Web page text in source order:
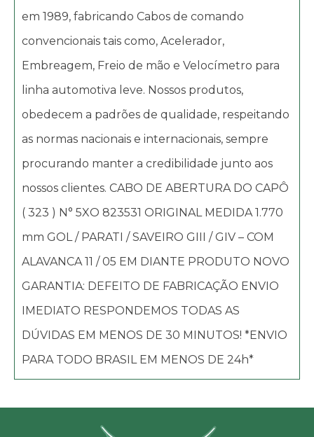
em 1989, fabricando Cabos de comando
convencionais tais como, Acelerador,
Embreagem, Freio de mão e Velocímetro para
linha automotiva leve. Nossos produtos,
obedecem a padrões de qualidade, respeitando
as normas nacionais e internacionais, sempre
procurando manter a credibilidade junto aos
nossos clientes. CABO DE ABERTURA DO CAPÔ
( 323 ) N° 5XO 823531 ORIGINAL MEDIDA 1.770
mm GOL / PARATI / SAVEIRO GIII / GIV – COM
ALAVANCA 11 / 05 EM DIANTE PRODUTO NOVO
GARANTIA: DEFEITO DE FABRICAÇÃO ENVIO
IMEDIATO RESPONDEMOS TODAS AS
DÚVIDAS EM MENOS DE 30 MINUTOS! *ENVIO
PARA TODO BRASIL EM MENOS DE 24h*